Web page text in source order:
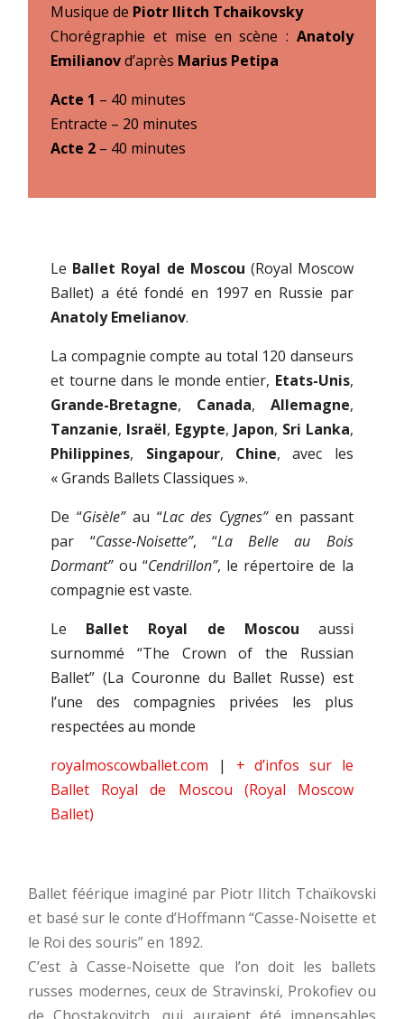
Musique de Piotr Ilitch Tchaikovsky
Chorégraphie et mise en scène : Anatoly
Emilianovd’après Marius Petipa
Acte 1 – 40 minutes
Entracte – 20 minutes
Acte 2 – 40 minutes
Le Ballet Royal de Moscou (Royal Moscow
Ballet) a été fondé en 1997 en Russie par
Anatoly Emelianov.
La compagnie compte au total 120 danseurs
et tourne dans le monde entier, Etats-Unis,
Grande-Bretagne, Canada, Allemagne,
Tanzanie, Israël, Egypte, Japon, Sri Lanka,
Philippines, Singapour, Chine, avec les
« Grands Ballets Classiques ».
De “Gisèle”au “Lac des Cygnes”en passant
par “Casse-Noisette”, “La Belle au Bois
Dormant”ou “Cendrillon”, le répertoire de la
compagnie est vaste.
Le Ballet Royal de Moscou aussi
surnommé “The Crown of the Russian
Ballet” (La Couronne du Ballet Russe) est
l’une des compagnies privées les plus
respectées au monde
royalmoscowballet.com | + d’infos sur le
Ballet Royal de Moscou (Royal Moscow
Ballet)
Ballet féérique imaginé par Piotr Ilitch Tchaïkovski
et basé sur le conte d’Hoffmann “Casse-Noisette et
le Roi des souris” en 1892.
C’est à Casse-Noisette que l’on doit les ballets
russes modernes, ceux de Stravinski, Prokofiev ou